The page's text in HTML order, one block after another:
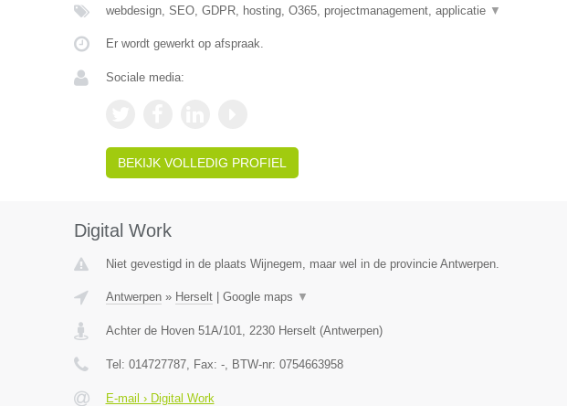
webdesign, SEO, GDPR, hosting, O365, projectmanagement, applicatie ▼
Er wordt gewerkt op afspraak.
Sociale media:
BEKIJK VOLLEDIG PROFIEL
Digital Work
Niet gevestigd in de plaats Wijnegem, maar wel in de provincie Antwerpen.
Antwerpen» Herselt| Google maps ▼
Achter de Hoven 51A/101, 2230 Herselt(Antwerpen)
Tel: 014727787, Fax: -, BTW-nr: 0754663958
E-mail › Digital Work